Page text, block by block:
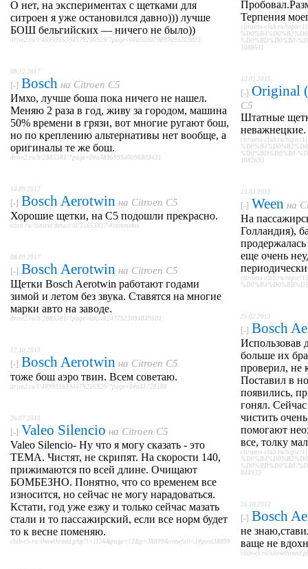
О нет, на экспериментах с щетками для
ситроен я уже остановился давно))) лучше
БОШ бельгийских — ничего не было))
drive2.ru/l/4899916394579256929/?page=0#a503079897095209831
08.12.2017
[-] Bosch на Citroen C5
Имхо, лучше боша пока ничего не нашел.
Меняю 2 раза в год, живу за городом, машина
50% времени в грязи, вот многие ругают бош,
но по креплению альтернативы нет вообще, а
оригиналы те же бош.
drive2.ru/b/2885581/?page=0#a489699940096803431
14.09.2017
[-] Bosch Aerotwin на Citroen C5
Хорошие щетки, на C5 подошли прекрасно.
ozon.ru/context/detail/id/31653817/#comments
08.09.2017
[-] Bosch Aerotwin на Citroen C5
Щетки Bosch Aerotwin работают годами
зимой и летом без звука. Ставятся на многие
марки авто на заводе.
drive2.ru/b/2885581/?page=0#a482477523091849504
17.10.2013
[-] Bosch Aerotwin на Citroen C5
тоже бош аэро твин. Всем советаю.
drive2.ru/l/4899916394579256929/?page=0#a41728100
26.07.2013
[-] Valeo Silencio на Citroen C5
Valeo Silencio- Ну что я могу сказать - это
ТЕМА. Чистят, не скрипят. На скорости 140,
прижимаются по всей длине. Очищают
БОМБЕЗНО. Понятно, что со временем все
износится, но сейчас не могу нарадоваться.
Кстати, год уже езжу и только сейчас мазать
стали и то пассажирский, если все норм будет
то к весне поменяю.
club-c5.ru/showthread.php?t=1156&page=12&p=38899&viewfull=1#post38899
Терпения
citroens-club.ru/topic/
%D0%BD%D0%B0-
1088611
12.01.2015
[-] Original
C5
Штатные
неважнецкие.
citroens-club.ru/topic/
%D0%BD%D0%B0-
1082693
13.03.2013
[-] Ween на
На
Голландия),
еще очень
citroens-club.ru/topic/
25.02.2013
[-] Bosch
Использовав
больше их
проверил, не
Поставил в
появились,
гонял.
чистить
помогают
все, толку
citroens-club.ru/topic/
%D0%BD%D0%B0-
844933
26.10.2012
[-] Bosch
не
ваще не
club-c5.ru/